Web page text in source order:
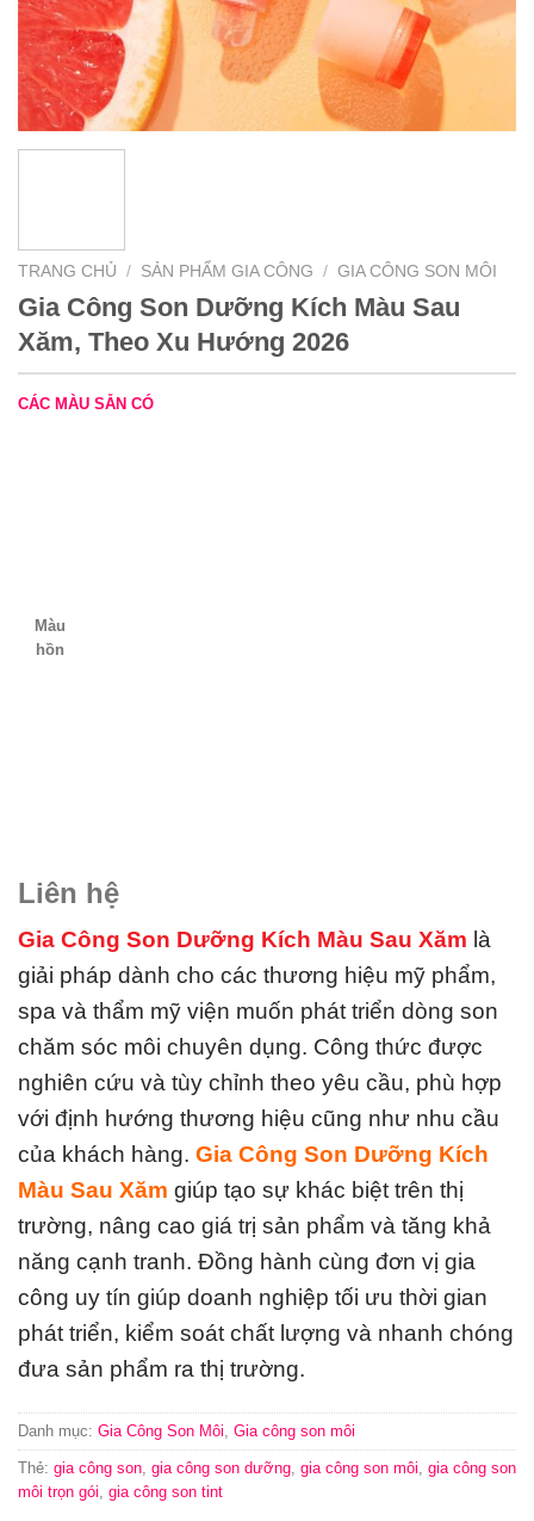
TRANG CHỦ / SẢN PHẨM GIA CÔNG / GIA CÔNG SON MÔI
Gia Công Son Dưỡng Kích Màu Sau
Xăm, Theo Xu Hướng 2026
CÁC MÀU SẴN CÓ
Màu
hồn
Liên hệ
Gia Công Son Dưỡng Kích Màu Sau Xăm là
giải pháp dành cho các thương hiệu mỹ phẩm,
spa và thẩm mỹ viện muốn phát triển dòng son
chăm sóc môi chuyên dụng. Công thức được
nghiên cứu và tùy chỉnh theo yêu cầu, phù hợp
với định hướng thương hiệu cũng như nhu cầu
của khách hàng. Gia Công Son Dưỡng Kích
Màu Sau Xăm giúp tạo sự khác biệt trên thị
trường, nâng cao giá trị sản phẩm và tăng khả
năng cạnh tranh. Đồng hành cùng đơn vị gia
công uy tín giúp doanh nghiệp tối ưu thời gian
phát triển, kiểm soát chất lượng và nhanh chóng
đưa sản phẩm ra thị trường.
Danh mục: Gia Công Son Môi, Gia công son môi
Thẻ: gia công son, gia công son dưỡng, gia công son môi, gia công son
môi trọn gói, gia công son tint